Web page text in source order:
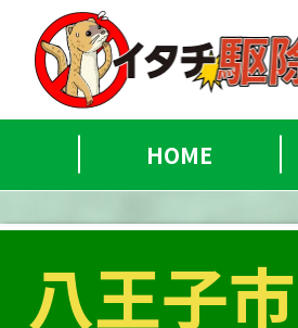
HOME
八王子市